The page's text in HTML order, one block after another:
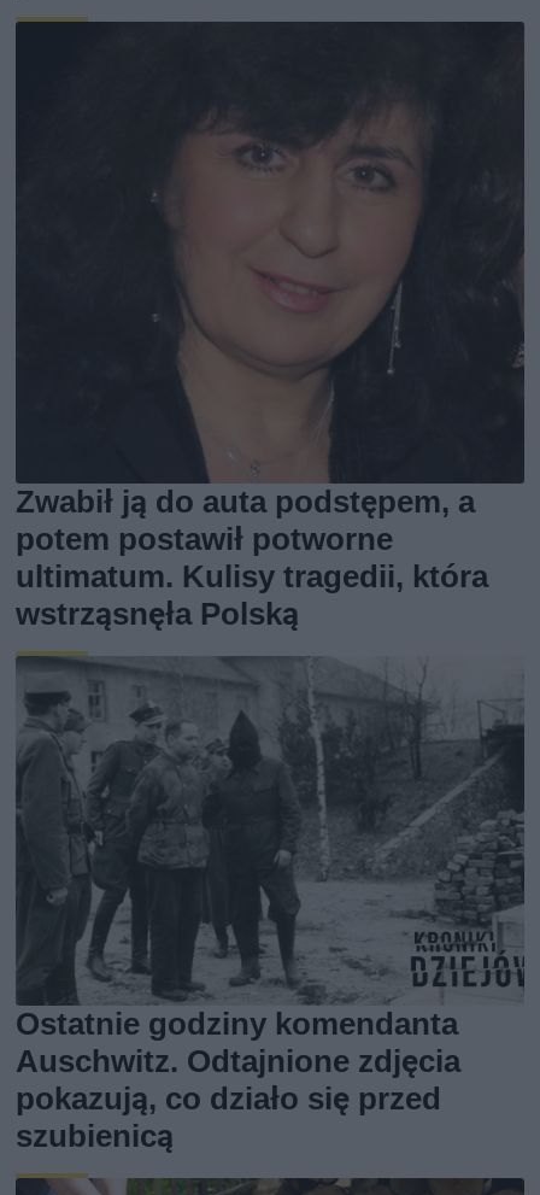
Zwabił ją do auta podstępem, a
potem postawił potworne
ultimatum. Kulisy tragedii, która
wstrząsnęła Polską
Ostatnie godziny komendanta
Auschwitz. Odtajnione zdjęcia
pokazują, co działo się przed
szubienicą